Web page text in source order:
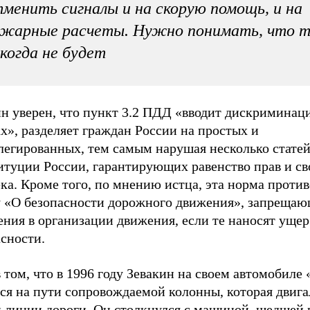
сигналы и на скорую помощь, и на
расчеты. Нужно понимать, что
не будет
уверен, что пункт 3.2 ПДД «вводит
разделяет граждан России на простых и
тем самым нарушая несколько статей
России, гарантирующих равенство прав и
Кроме того, по мнению истца, эта норма
«О безопасности дорожного движения»,
в организации движения, если те наносят
что в 1996 году Зевакин на своем автомобиле
на пути сопровождаемой колонны, которая